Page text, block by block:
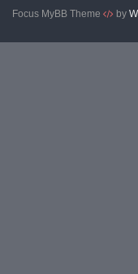
Focus MyBB Theme by